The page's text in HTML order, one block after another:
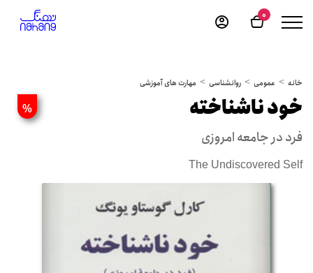
0
خانه عمومی روانشناسی مهارت های آموزشی
% خود ناشناخته
فرد در جامعه امروزی
The Undiscovered Self